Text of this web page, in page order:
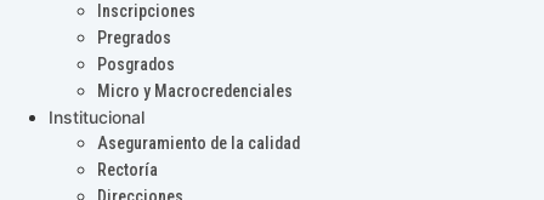
Inscripciones
Pregrados
Posgrados
Micro y Macrocredenciales
Institucional
Aseguramiento de la calidad
Rectoría